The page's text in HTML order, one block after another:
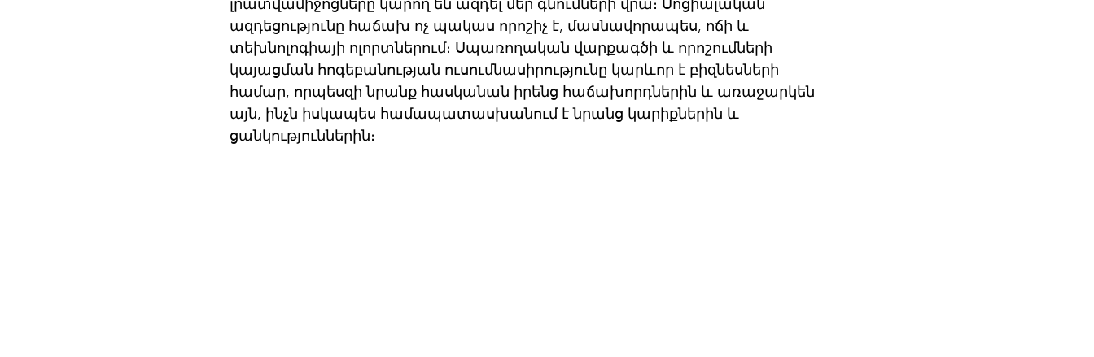
լրատվամիջոցները կարող են ազդել մեր գնումների վրա։ Սոցիալական
ազդեցությունը հաճախ ոչ պակաս որոշիչ է, մասնավորապես, ոճի և
տեխնոլոգիայի ոլորտներում։ Սպառողական վարքագծի և որոշումների
կայացման հոգեբանության ուսումնասիրությունը կարևոր է բիզնեսների
համար, որպեսզի նրանք հասկանան իրենց հաճախորդներին և առաջարկեն
այն, ինչն իսկապես համապատասխանում է նրանց կարիքներին և
ցանկություններին։